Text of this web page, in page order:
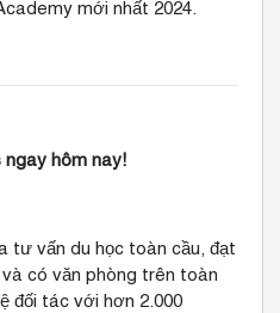
mới nhất 2024.
ngay hôm nay!
tư vấn du học toàn cầu, đạt
có văn phòng trên toàn
đối tác với hơn 2.000